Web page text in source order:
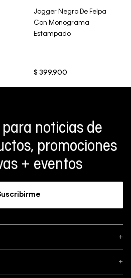
Jogger Negro De Felpa
Con Monograma
Estampado
$ 399.900
noticias de
promociones
+ eventos
+
+